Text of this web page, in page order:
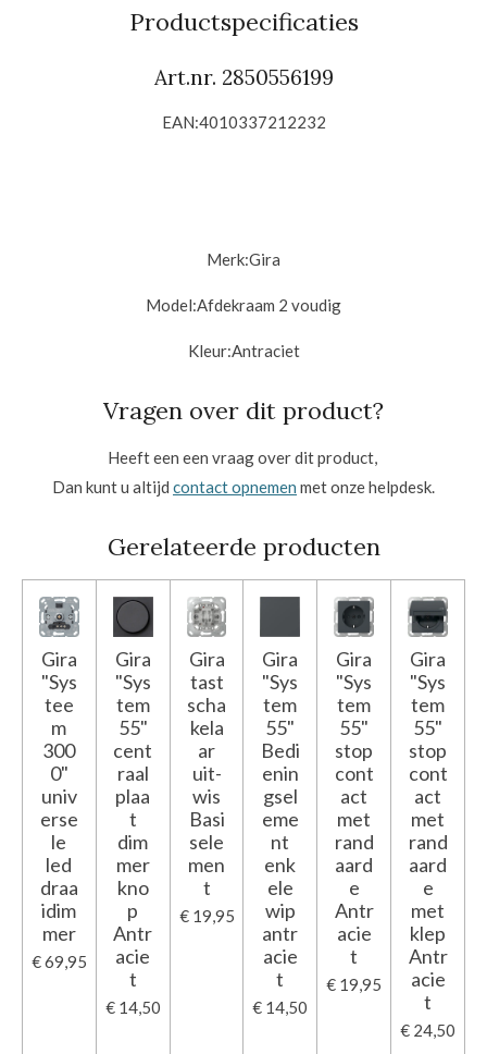
n
Productspecificaties
Art.nr. 2850556199
EAN:4010337212232
Merk:Gira
Model:Afdekraam 2 voudig
Kleur:Antraciet
Vragen over dit product?
Heeft een een vraag over dit product,
Dan kunt u altijd contact opnemen met onze helpdesk.
Gerelateerde producten
Gira
"Sys
tee
m
300
0"
univ
erse
le
led
draa
idim
mer
€ 69,95
Gira
"Sys
tem
55"
cent
raal
plaa
t
dim
mer
kno
p
Antr
acie
t
€ 14,50
Gira
tast
scha
kela
ar
uit-
wis
Basi
sele
men
t
€ 19,95
Gira
"Sys
tem
55"
Bedi
enin
gsel
eme
nt
enk
ele
wip
antr
acie
t
€ 14,50
Gira
"Sys
tem
55"
stop
cont
act
met
rand
aard
e
Antr
acie
t
€ 19,95
Gira
"Sys
tem
55"
stop
cont
act
met
rand
aard
e
met
klep
Antr
acie
t
€ 24,50